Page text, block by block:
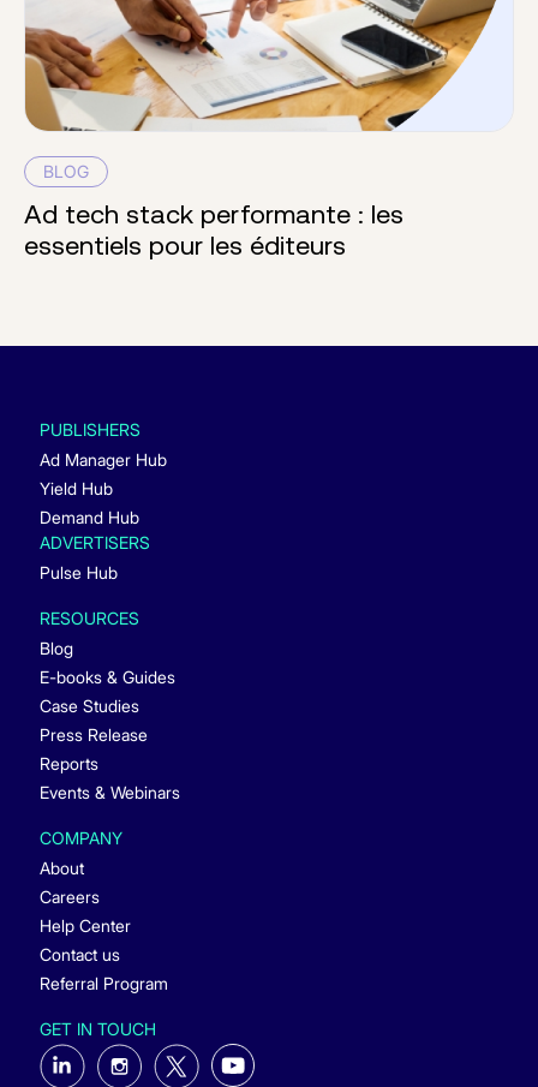
BLOG
Ad tech stack performante : les
essentiels pour les éditeurs
PUBLISHERS
Ad Manager Hub
Yield Hub
Demand Hub
ADVERTISERS
Pulse Hub
RESOURCES
Blog
E-books & Guides
Case Studies
Press Release
Reports
Events & Webinars
COMPANY
About
Careers
Help Center
Contact us
Referral Program
GET IN TOUCH